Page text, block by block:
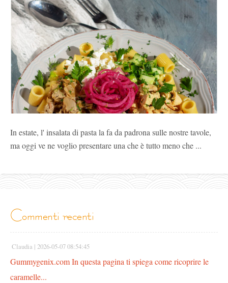
In estate, l' insalata di pasta la fa da padrona sulle nostre tavole,
ma oggi ve ne voglio presentare una che è tutto meno che ...
commenti recenti
Claudia | 2026-05-07 08:54:45
Gummygenix.com In questa pagina ti spiega come ricoprire le
caramelle...